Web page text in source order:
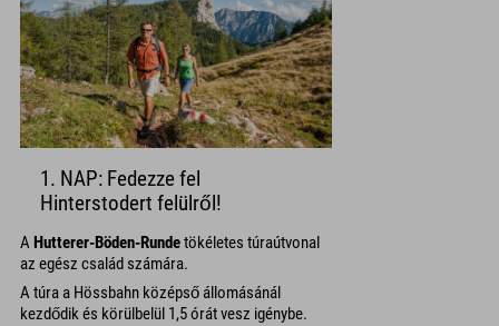
1. NAP: Fedezze fel
Hinterstodert felülről!
A Hutterer-Böden-Rundetökéletes túraútvonal
az egész család számára.
A túra a Hössbahn középső állomásánál
kezdődik és körülbelül 1,5 órát vesz igénybe.